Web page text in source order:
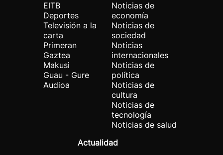
EITB
Deportes
Televisión a la
carta
Primeran
Gaztea
Makusi
Guau - Gure
Audioa
Noticias de
economía
Noticias de
sociedad
Noticias
internacionales
Noticias de
política
Noticias de
cultura
Noticias de
tecnología
Noticias de salud
Actualidad